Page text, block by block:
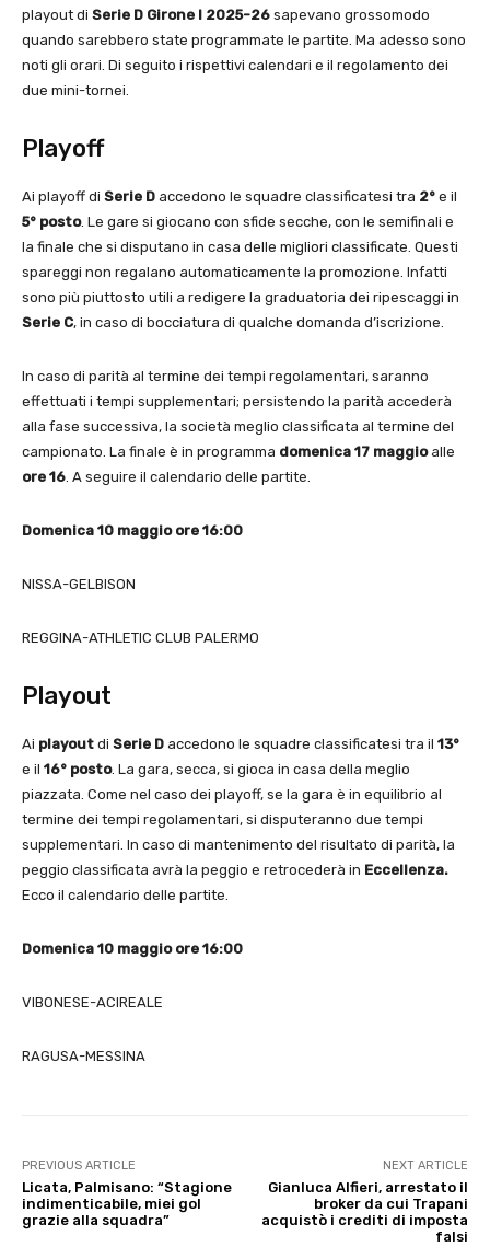
playout di Serie D Girone I 2025-26 sapevano grossomodo
quando sarebbero state programmate le partite. Ma adesso sono
noti gli orari. Di seguito i rispettivi calendari e il regolamento dei
due mini-tornei.
Playoff
Ai playoff di Serie D accedono le squadre classificatesi tra 2° e il
5° posto. Le gare si giocano con sfide secche, con le semifinali e
la finale che si disputano in casa delle migliori classificate. Questi
spareggi non regalano automaticamente la promozione. Infatti
sono più piuttosto utili a redigere la graduatoria dei ripescaggi in
Serie C, in caso di bocciatura di qualche domanda d’iscrizione.
In caso di parità al termine dei tempi regolamentari, saranno
effettuati i tempi supplementari; persistendo la parità accederà
alla fase successiva, la società meglio classificata al termine del
campionato. La finale è in programma domenica 17 maggioalle
ore 16. A seguire il calendario delle partite.
Domenica 10 maggio ore 16:00
NISSA-GELBISON
REGGINA-ATHLETIC CLUB PALERMO
Playout
Ai playout di Serie D accedono le squadre classificatesi tra il 13°
e il 16° posto. La gara, secca, si gioca in casa della meglio
piazzata. Come nel caso dei playoff, se la gara è in equilibrio al
termine dei tempi regolamentari, si disputeranno due tempi
supplementari. In caso di mantenimento del risultato di parità, la
peggio classificata avrà la peggio e retrocederà in Eccellenza.
Ecco il calendario delle partite.
Domenica 10 maggio ore 16:00
VIBONESE-ACIREALE
RAGUSA-MESSINA
PREVIOUS ARTICLE
Licata, Palmisano: “Stagione
indimenticabile, miei gol
grazie alla squadra”
NEXT ARTICLE
Gianluca Alfieri, arrestato il
broker da cui Trapani
acquistò i crediti di imposta
falsi